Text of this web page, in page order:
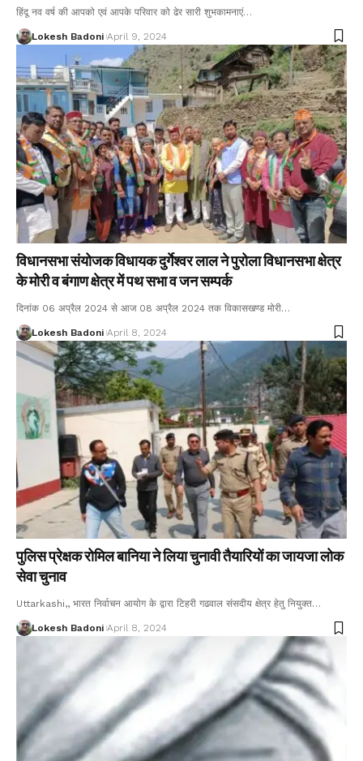
हिंदू नव वर्ष की आपको एवं आपके परिवार को ढेर सारी शुभकामनाएं…
Lokesh Badoni April 9, 2024
विधानसभा संयोजक विधायक दुर्गेश्वर लाल ने पुरोला विधानसभा क्षेत्र
के मोरी व बंगाण क्षेत्र में पथ सभा व जन सम्पर्क
दिनांक 06 अप्रैल 2024 से आज 08 अप्रैल 2024 तक विकासखण्ड मोरी…
Lokesh Badoni April 8, 2024
पुलिस प्रेक्षक रोमिल बानिया ने लिया चुनावी तैयारियों का जायजा लोक
सेवा चुनाव
Uttarkashi,, भारत निर्वाचन आयोग के द्वारा टिहरी गढवाल संसदीय क्षेत्र हेतु नियुक्त…
Lokesh Badoni April 8, 2024